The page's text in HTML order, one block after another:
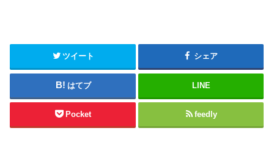
ツイート シェア
はてブ LINE
Pocket feedly